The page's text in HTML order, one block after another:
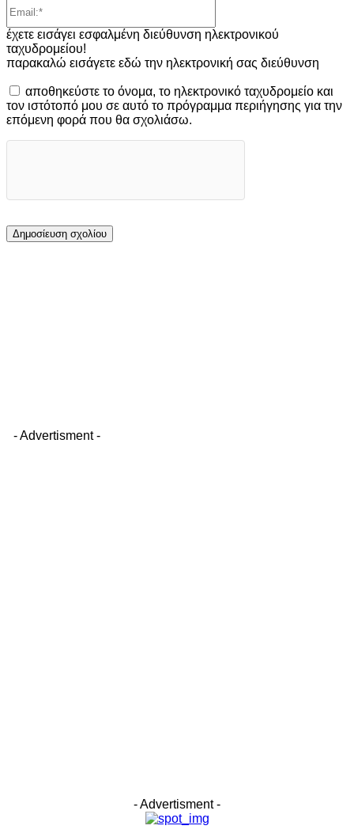
έχετε εισάγει εσφαλμένη διεύθυνση ηλεκτρονικού
ταχυδρομείου!
παρακαλώ εισάγετε εδώ την ηλεκτρονική σας διεύθυνση
αποθηκεύστε το όνομα, το ηλεκτρονικό ταχυδρομείο και
τον ιστότοπό μου σε αυτό το πρόγραμμα περιήγησης για την
επόμενη φορά που θα σχολιάσω.
- Advertisment -
- Advertisment -